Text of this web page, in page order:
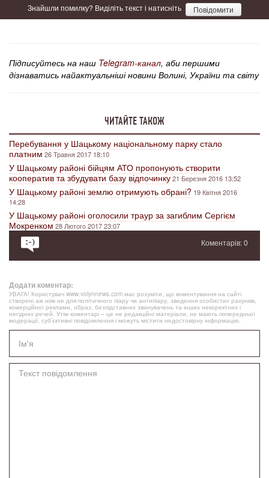
Знайшли помилку? Виділіть текст і натисніть Повідомити
Підписуйтесь на наш Telegram-канал, аби першими
дізнаватись найактуальніші новини Волині, України та світу
ЧИТАЙТЕ ТАКОЖ
Перебування у Шацькому національному парку стало
платним26 Травня 2017 18:10
У Шацькому районі бійцям АТО пропонують створити
кооператив та збудувати базу відпочинку21 Березня 2016 13:52
У Шацькому районі землю отримують обрані? 19 Квітня 2016
14:28
У Шацькому районі оголосили траур за загиблим Сергієм
Мокренком28 Лютого 2017 23:07
Коментарів: 0
Додати коментар:
УВАГА! Користувач www.volynnews.com має розуміти, що коментування на сайті
створені аж ніяк не для політичного піару чи антипіару, зведення особистих рахунків,
комерційної реклами, образ, безпідставних звинувачень та інших некоректних і
негідних речей. Утім коментарі – це не редакційні матеріали, не мають попередньої
модерації, суб’єктивні повідомлення і можуть містити недостовірну інформацію.